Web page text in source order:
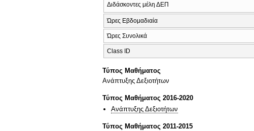
Διδάσκοντες μέλη ΔΕΠ
Ώρες Εβδομαδιαία
Ώρες Συνολικά
Class ID
Τύπος Μαθήματος
Ανάπτυξης Δεξιοτήτων
Τύπος Μαθήματος 2016-2020
Ανάπτυξης Δεξιοτήτων
Τύπος Μαθήματος 2011-2015